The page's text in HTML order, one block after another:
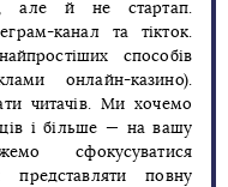
але й не стартап.
канал та тікток.
способів
онлайн-казино).
читачів. Ми хочемо
і більше — на вашу
сфокусуватися
представляти повну